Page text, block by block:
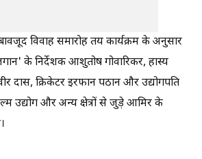
विवाह समारोह तय कार्यक्रम के अनुसार
के निर्देशक आशुतोष गोवारिकर, हास्य
दास, क्रिकेटर इरफान पठान और उद्योगपति
उद्योग और अन्य क्षेत्रों से जुड़े आमिर के